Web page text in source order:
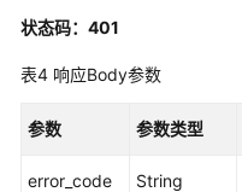
书
状态码：401
表4 响应Body参数
参数 参数类型
error_code String